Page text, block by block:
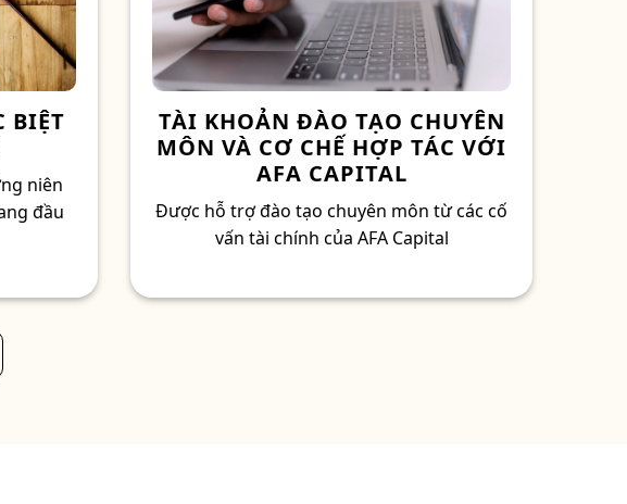
BIỆT
niên
đầu
TÀI KHOẢN ĐÀO TẠO CHUYÊN
MÔN VÀ CƠ CHẾ HỢP TÁC VỚI
AFA CAPITAL
Được hỗ trợ đào tạo chuyên môn từ các cố
vấn tài chính của AFA Capital